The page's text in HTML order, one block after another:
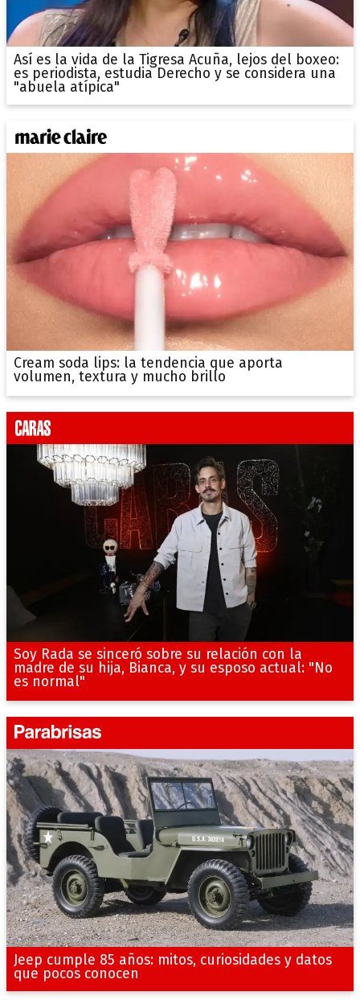
Así es la vida de la Tigresa Acuña, lejos del boxeo:
es periodista, estudia Derecho y se considera una
"abuela atípica"
Cream soda lips: la tendencia que aporta
volumen, textura y mucho brillo
Soy Rada se sinceró sobre su relación con la
madre de su hija, Bianca, y su esposo actual: "No
es normal"
Jeep cumple 85 años: mitos, curiosidades y datos
que pocos conocen